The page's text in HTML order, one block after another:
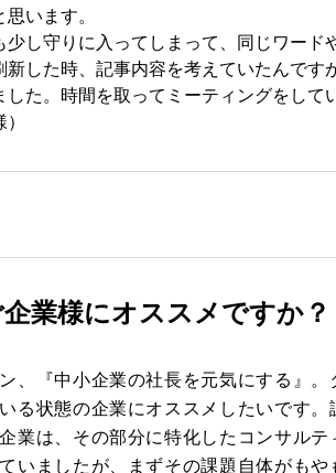
います。
し守りに入ってしまって、同じワード
した時、記事内容を考えていたんです
た。時間を取ってミーティングをして
業様にオススメですか？
、『中小企業の社長を元気にする』
る状態の企業にオススメしたいです
業は、その部分に特化したコンサルテ
いましたが、まずその課題自体がも